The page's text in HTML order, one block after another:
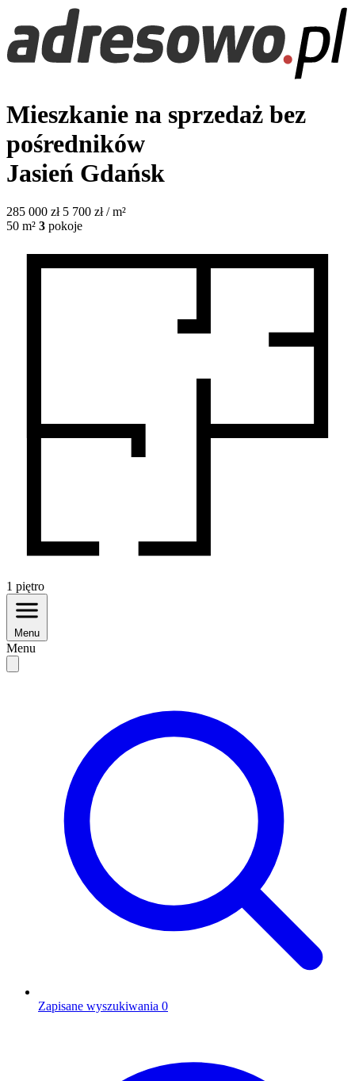
Mieszkanie na sprzedaż bez
pośredników
Jasień Gdańsk
285 000 zł 5 700 zł / m²
50 m² 3 pokoje
1 piętro
Menu
Menu
Zapisane wyszukiwania 0